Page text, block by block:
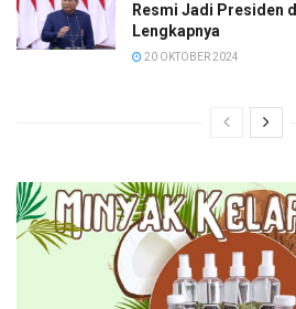
Resmi Jadi Presiden
Lengkapnya
20 OKTOBER 2024